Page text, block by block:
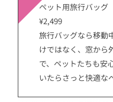
ペット用旅行バッグ
¥2,499
旅行バッグなら移動
けではなく、窓から
で、ペットたちも安
いたらさっと快適な